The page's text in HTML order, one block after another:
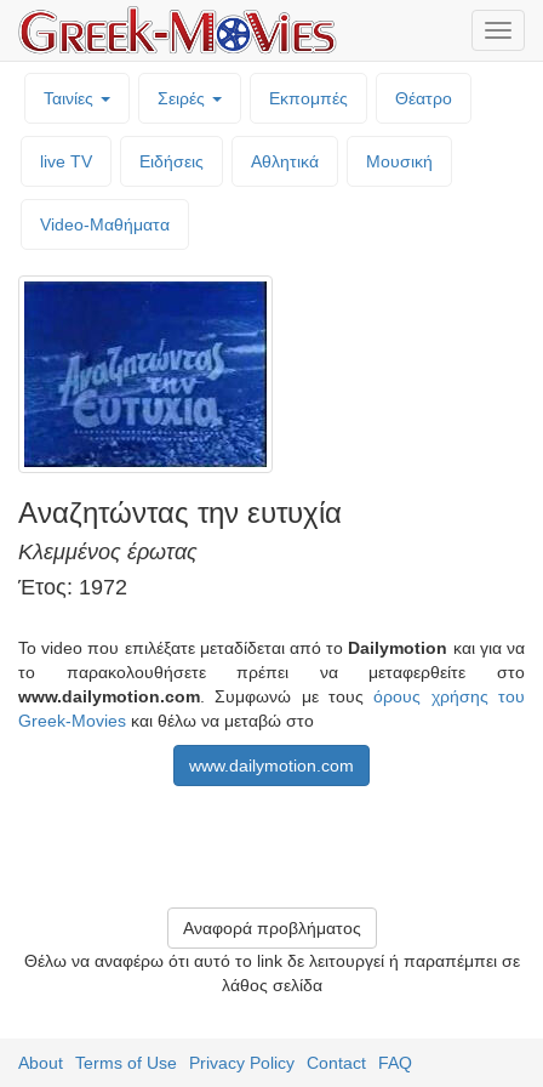
Ταινίες Σειρές Εκπομπές Θέατρο
live TV Ειδήσεις Αθλητικά Μουσική
Video-Mαθήματα
Αναζητώντας την ευτυχία
Κλεμμένος έρωτας
Έτος: 1972
Το video που επιλέξατε μεταδίδεται από το Dailymotion και για να
το παρακολουθήσετε πρέπει να μεταφερθείτε στο
www.dailymotion.com . Συμφωνώ με τουςόρους χρήσης του
Greek-Movies και θέλω να μεταβώ στο
www.dailymotion.com
Αναφορά προβλήματος
Θέλω να αναφέρω ότι αυτό το link δε λειτουργεί ή παραπέμπει σε
λάθος σελίδα
About Terms of Use Privacy Policy Contact FAQ